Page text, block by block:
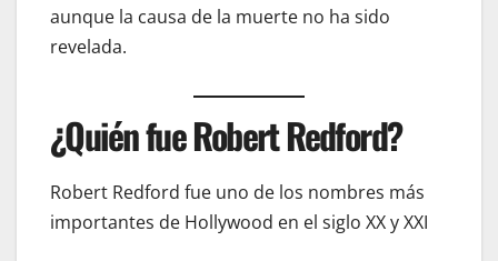
aunque la causa de la muerte no ha sido
revelada.
¿Quién fue Robert Redford?
Robert Redford fue uno de los nombres más
importantes de Hollywood en el siglo XX y XXI